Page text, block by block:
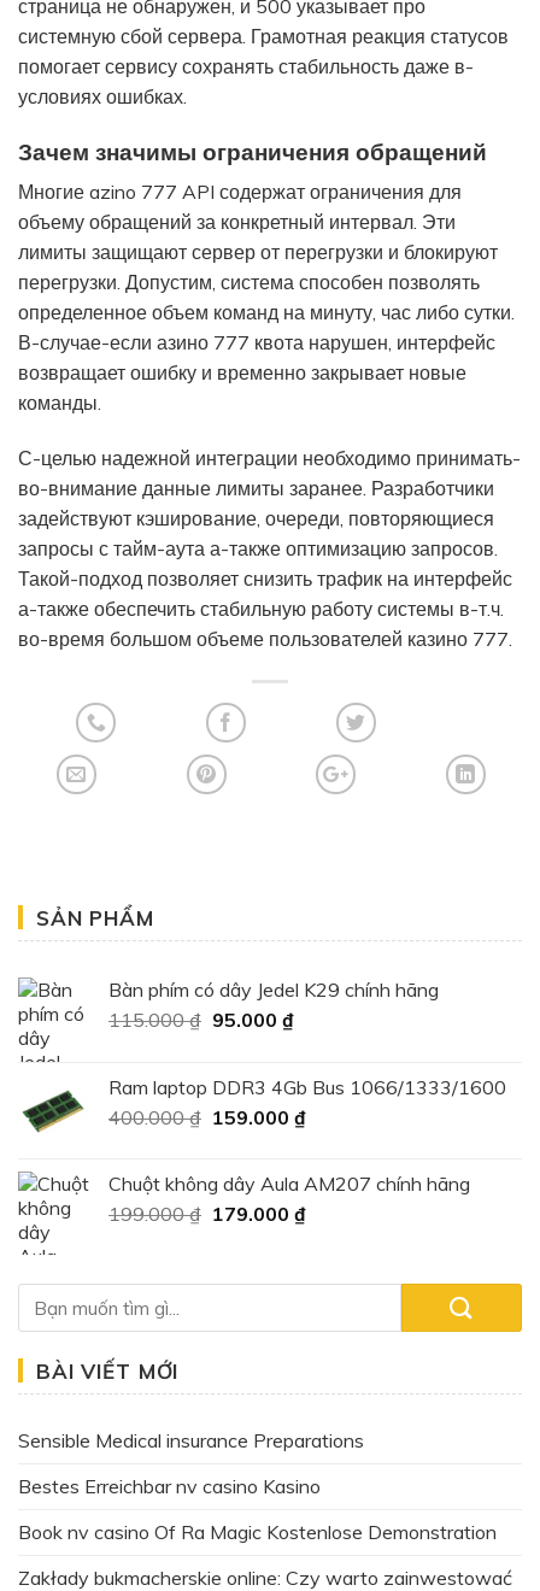
страница не обнаружен, и 500 указывает про
системную сбой сервера. Грамотная реакция статусов
помогает сервису сохранять стабильность даже в-
условиях ошибках.
Зачем значимы ограничения обращений
Многие azino 777 API содержат ограничения для
объему обращений за конкретный интервал. Эти
лимиты защищают сервер от перегрузки и блокируют
перегрузки. Допустим, система способен позволять
определенное объем команд на минуту, час либо сутки.
В-случае-если азино 777 квота нарушен, интерфейс
возвращает ошибку и временно закрывает новые
команды.
С-целью надежной интеграции необходимо принимать-
во-внимание данные лимиты заранее. Разработчики
задействуют кэширование, очереди, повторяющиеся
запросы с тайм-аута а-также оптимизацию запросов.
Такой-подход позволяет снизить трафик на интерфейс
а-также обеспечить стабильную работу системы в-т.ч.
во-время большом объеме пользователей казино 777.
SẢN PHẨM
Bàn phím có dây Jedel K29 chính hãng
115.000₫ Giá
115.000 ₫.
95.000 ₫Giá
là:
95.000 ₫.
Ram laptop DDR3 4Gb Bus 1066/1333/1600
400.000₫ Giá
400.000 ₫.
159.000 ₫Giá
là:
159.000 ₫.
Chuột không dây Aula AM207 chính hãng
199.000₫ Giá
199.000 ₫.
179.000 ₫Giá
là:
BÀI VIẾT MỚI
Sensible Medical insurance Preparations
Bestes Erreichbar nv casino Kasino
Book nv casino Of Ra Magic Kostenlose Demonstration
Zakłady bukmacherskie online: Czy warto zainwestować